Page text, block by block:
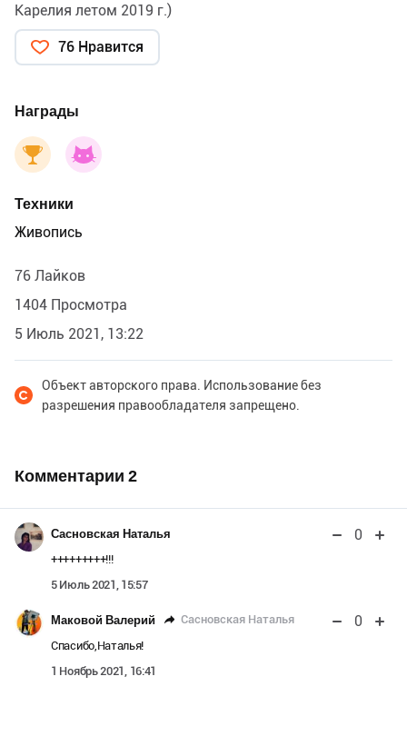
Карелия летом 2019 г.)
76 Нравится
Награды
Техники
Живопись
76 Лайков
1404 Просмотра
5 Июль 2021, 13:22
Объект авторского права. Использование без
разрешения правообладателя запрещено.
Комментарии 2
Сасновская Наталья 0
+++++++++!!!
5 Июль 2021, 15:57
Маковой Валерий Сасновская Наталья 0
Спасибо,Наталья!
1 Ноябрь 2021, 16:41